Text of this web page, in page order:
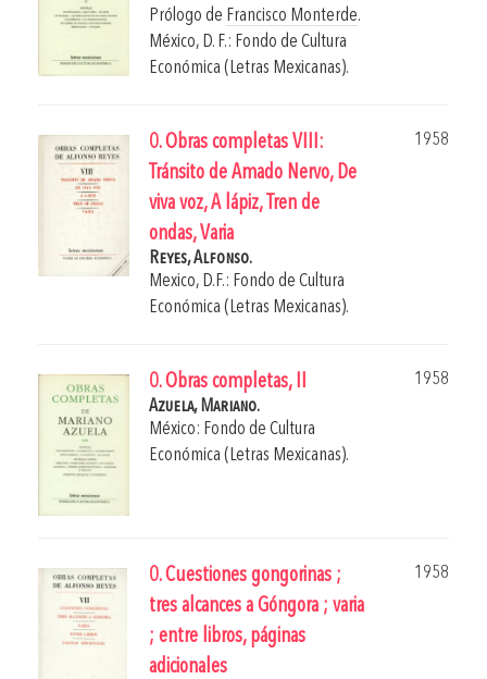
Prólogo de Francisco Monterde.
México, D. F.: Fondo de Cultura
Económica (Letras Mexicanas).
0. Obras completas VIII:
Tránsito de Amado Nervo, De
viva voz, A lápiz, Tren de
ondas, Varia
1958
Reyes, Alfonso.
Mexico, D.F.: Fondo de Cultura
Económica (Letras Mexicanas).
0. Obras completas, II
1958
Azuela, Mariano.
México: Fondo de Cultura
Económica (Letras Mexicanas).
0. Cuestiones gongorinas ;
tres alcances a Góngora ; varia
; entre libros, páginas
adicionales
1958